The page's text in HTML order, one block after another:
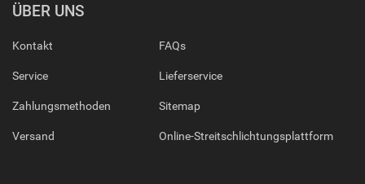
ÜBER UNS
Kontakt
Service
Zahlungsmethoden
Versand
FAQs
Lieferservice
Sitemap
Online-Streitschlichtungsplattform